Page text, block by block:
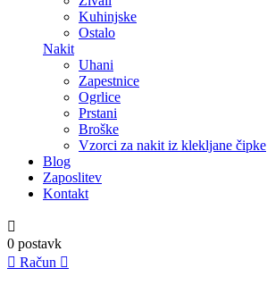
Kuhinjske
Ostalo
Nakit
Uhani
Zapestnice
Ogrlice
Prstani
Broške
Vzorci za nakit iz klekljane čipke
Blog
Zaposlitev
Kontakt

0 postavk
 Račun 